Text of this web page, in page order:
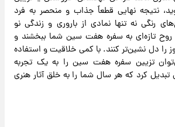
نتیجه نهایی قطعاً جذاب و منحصر به ‌فرد
رنگی نه ‌تنها نمادی از باروری و زندگی نو
روح تازه‌ای به سفره هفت سین شما ببخشند و
را دل‌ نشین‌تر کنند. با کمی خلاقیت و استفاده
تزیین سفره هفت سین را به یک تجربه
تبدیل کرد که هر سال شما را به خلق آثار هنری